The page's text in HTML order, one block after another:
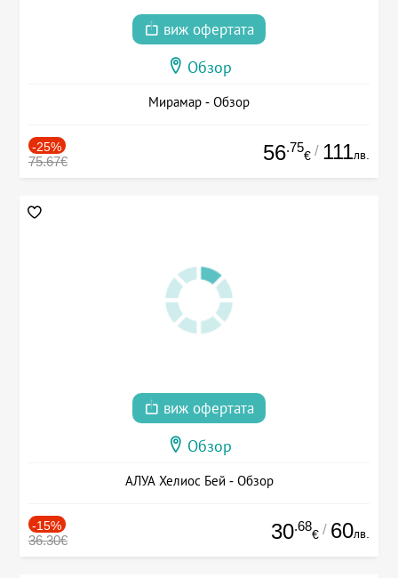
виж офертата
Обзор
Мирамар - Обзор
-25%
75.67€ 56.75
€ / 111лв.
виж офертата
Обзор
АЛУА Хелиос Бей - Обзор
-15%
36.30€ 30.68
€ / 60лв.